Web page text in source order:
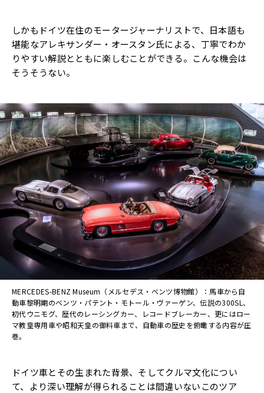
しかもドイツ在住のモータージャーナリストで、日本語も
堪能なアレキサンダー・オースタン氏による、丁寧でわか
りやすい解説とともに楽しむことができる。こんな機会は
そうそうない。
MERCEDES-BENZ Museum（メルセデス・ベンツ博物館）：馬車から自
動車黎明期のベンツ・パテント・モトール・ヴァーゲン、伝説の300SL、
初代ウニモグ、歴代のレーシングカー、レコードブレーカー、更にはロー
マ教皇専用車や昭和天皇の御料車まで、自動車の歴史を俯瞰する内容が圧
巻。
ドイツ車とその生まれた背景、そしてクルマ文化につい
て、より深い理解が得られることは間違いないこのツア